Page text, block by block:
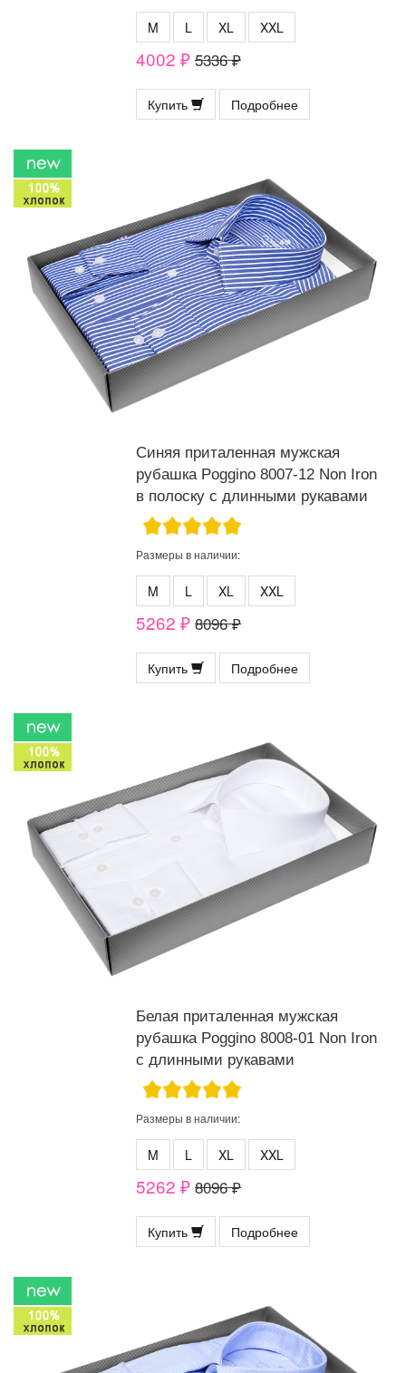
M L XL XXL
4002 ₽ 5336 ₽
Купить Подробнее
Синяя приталенная мужская
рубашка Poggino 8007-12 Non Iron
в полоску с длинными рукавами
Размеры в наличии:
M L XL XXL
5262 ₽ 8096 ₽
Купить Подробнее
Белая приталенная мужская
рубашка Poggino 8008-01 Non Iron
с длинными рукавами
Размеры в наличии:
M L XL XXL
5262 ₽ 8096 ₽
Купить Подробнее